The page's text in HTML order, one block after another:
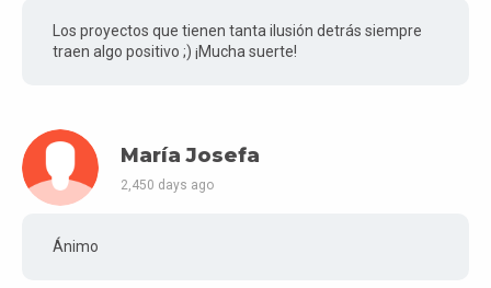
Los proyectos que tienen tanta ilusión detrás siempre
traen algo positivo ;) ¡Mucha suerte!
María Josefa
2,450 days ago
Ánimo